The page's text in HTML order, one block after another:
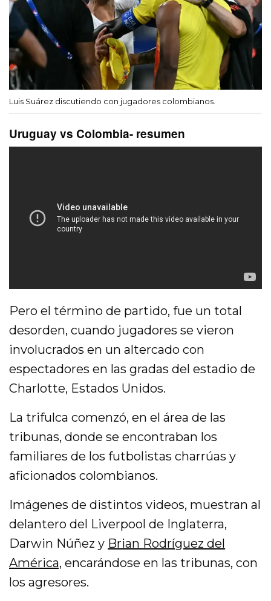
Luis Suárez discutiendo con jugadores colombianos.
Uruguay vs Colombia- resumen
Pero el término de partido, fue un total
desorden, cuando jugadores se vieron
involucrados en un altercado con
espectadores en las gradas del estadio de
Charlotte, Estados Unidos.
La trifulca comenzó, en el área de las
tribunas, donde se encontraban los
familiares de los futbolistas charrúas y
aficionados colombianos.
Imágenes de distintos videos, muestran al
delantero del Liverpool de Inglaterra,
Darwin Núñez y Brian Rodríguez del
América, encarándose en las tribunas, con
los agresores.